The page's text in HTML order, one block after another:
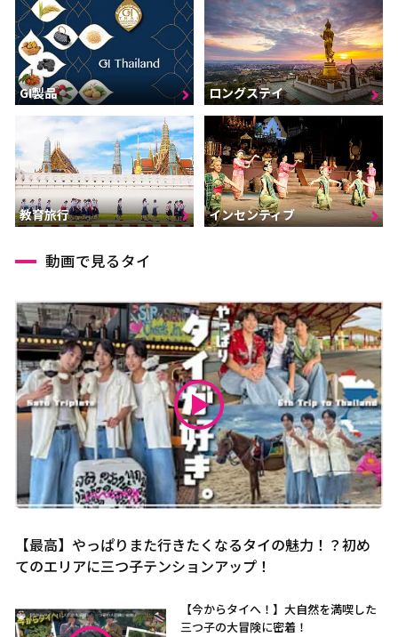
GI製品 ロングステイ
教育旅行 インセンティブ
動画で見るタイ
【最高】やっぱりまた行きたくなるタイの魅力！？初め
てのエリアに三つ子テンションアップ！
【今からタイへ！】大自然を満喫した
三つ子の大冒険に密着！